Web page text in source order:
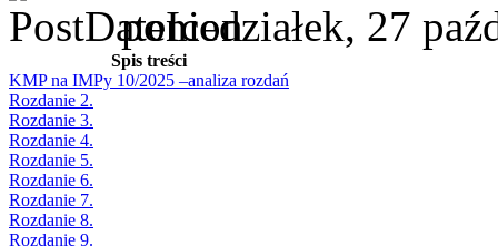
poniedziałek, 27
Spis treści
KMP na IMPy 10/2025 –analiza rozdań
Rozdanie 2.
Rozdanie 3.
Rozdanie 4.
Rozdanie 5.
Rozdanie 6.
Rozdanie 7.
Rozdanie 8.
Rozdanie 9.